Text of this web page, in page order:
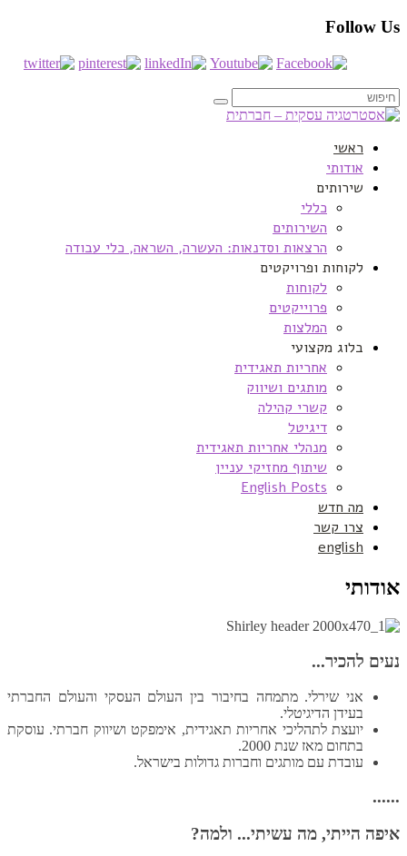
Follow Us
ראשי
אודותי
שירותים
כללי
השירותים
הרצאות וסדנאות: העשרה, השראה, כלי עבודה
לקוחות ופרויקטים
לקוחות
פרוייקטים
המלצות
בלוג מקצועי
אחריות תאגידית
מותגים ושיווק
קשרי קהילה
דיגיטל
מנהלי אחריות תאגידית
שיתוף מחזיקי עניין
English Posts
מה חדש
צרו קשר
english
אודותי
נעים להכיר...
אני שירלי. מתמחה בחיבור בין העולם העסקי והעולם החברתי
בעידן הדיגיטלי.
יועצת לתהליכי אחריות תאגידית, אימפקט ושיווק חברתי. עוסקת
בתחום מאז שנת 2000.
עובדת עם מותגים וחברות גדולות בישראל.
......
איפה הייתי, מה עשיתי... ולמה?